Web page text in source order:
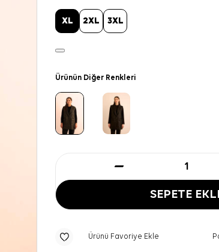
XL 2XL 3XL
Ürünün Diğer Renkleri
SEPETE
Ürünü Favoriye Ekle